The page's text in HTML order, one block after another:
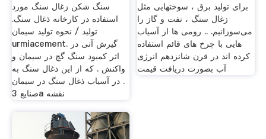
سنگ شکن زغال سنگ مورد
استفاده در کارخانه ذغال سنگ.
توليد / نحوه توليد سيمان
urmiacement. گیرش آنی در
اثر كمبود سنگ گچ در سیمان و
واكنش . كه از این ذغال سنگ به
. در آسیاب ذغال سنگ در سیمان
صنایع 3a نقشه
برای تولید برق ، سوختهایی مثل
زغال سنگ ، نفت و گاز را
می‌سوزانیم. .. رومی ها از آسیاب
هایی با چرخ های قائم استفاده
کرده اند در قرن شانزدهم انرژی
آب بصورت دریافت قیمت